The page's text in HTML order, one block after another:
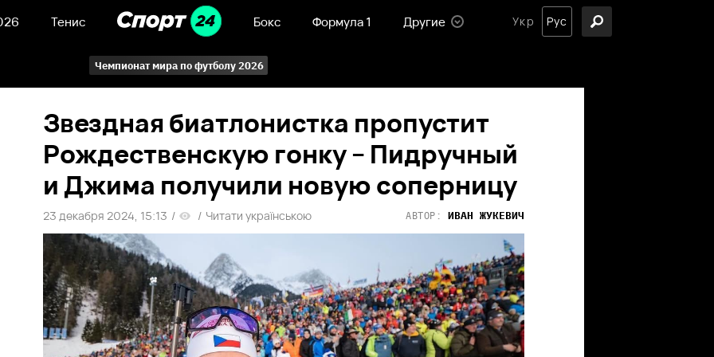
Тенис Бокс Формула 1 Другие Укр Рус
Чемпионат мира по футболу 2026
Звездная биатлонистка пропустит
Рождественскую гонку – Пидручный
и Джима получили новую соперницу
23 декабря 2024, 15:13 / / Читати українською АВТОР: ИВАН ЖУКЕВИЧ